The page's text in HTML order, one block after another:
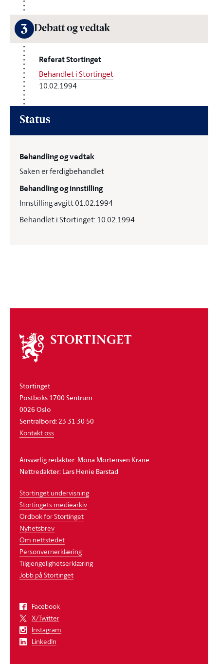
3 Debatt og vedtak
Referat Stortinget
Behandlet i Stortinget
10.02.1994
Status
Behandling og vedtak
Saken er ferdigbehandlet
Behandling og innstilling
Innstilling avgitt 01.02.1994
Behandlet i Stortinget: 10.02.1994
Om
stortinget
Stortinget
Postboks 1700 Sentrum
0026 Oslo
Sentralbord: 23 31 30 50
Kontakt oss
Ansvarlig redaktør: Mona Mortensen Krane
Nettredaktør: Lars Henie Barstad
Stortinget undervisning
Stortingets mediearkiv
Ordbok for Stortinget
Nyhetsbrev
Om nettstedet
Personvernerklæring
Tilgjengelighetserklæring
Jobb på Stortinget
Facebook
X/Twitter
Instagram
LinkedIn